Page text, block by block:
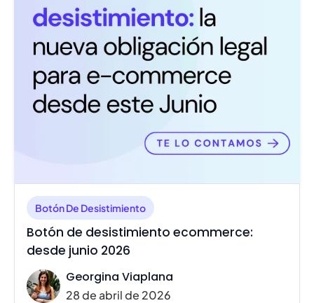
Botón De Desistimiento
Botón de desistimiento ecommerce:
desde junio 2026
Georgina Viaplana
28 de abril de 2026